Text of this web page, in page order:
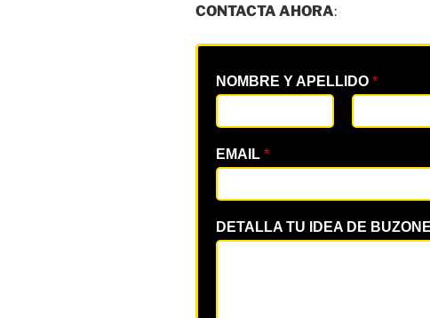
CONTACTA AHORA:
NOMBRE Y APELLIDO *
EMAIL *
DETALLA TU IDEA DE